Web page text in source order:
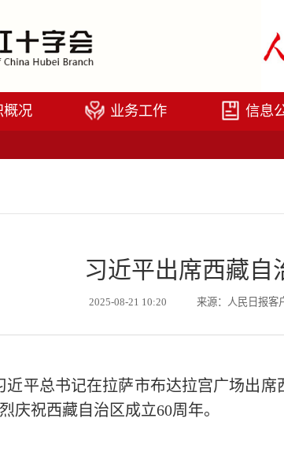
概况 业务工作 信息
习近平出席西藏自
2025-08-21 10:20 来源：人民日报客
近平总书记在拉萨市布达拉宫广场出
庆祝西藏自治区成立60周年。